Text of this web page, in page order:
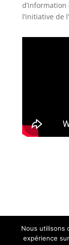
l’initiative de
Contact :
Nous utilisons
expérience